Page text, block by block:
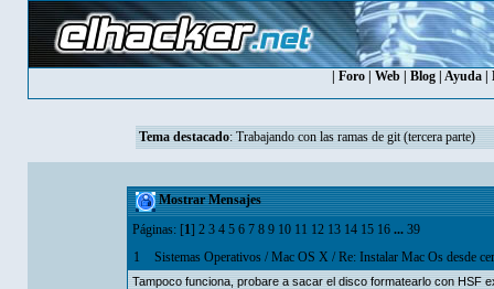
Foro Web Blog Ayuda
Tema destacado: Trabajando con las ramas de git (tercera parte)
Mostrar Mensajes
Páginas: [1] 2 3 4 5 6 7 8 9 10 11 12 13 14 15 16 ... 39
1
Sistemas Operativos/Mac OS X/Re: Instalar Mac Os desde
Tampoco funciona, probare a sacar el disco formatearlo con HSF